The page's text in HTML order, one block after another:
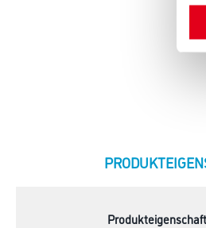
CURRENT
Produkteigenschaft